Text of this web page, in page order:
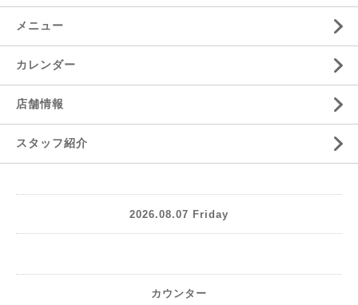
メニュー
カレンダー
店舗情報
スタッフ紹介
2026.08.07 Friday
カウンター